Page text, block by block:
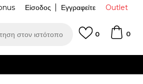
Outlet
Είσοδος Εγγραφείτε
στον ιστότοπο 0
0